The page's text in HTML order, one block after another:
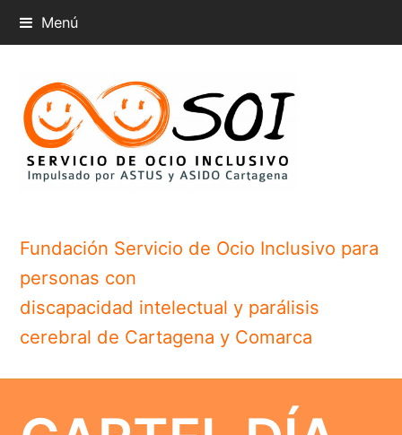
Menú
Fundación Servicio de Ocio Inclusivo para
personas con
discapacidad intelectual y parálisis
cerebral de Cartagena y Comarca